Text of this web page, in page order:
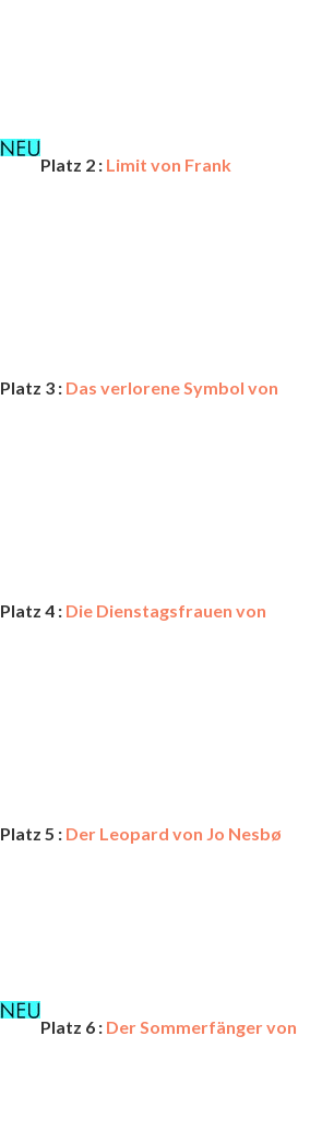
Platz 2 : Limit von Frank
Platz 3 : Das verlorene Symbol von
Platz 4 : Die Dienstagsfrauen von
Platz 5 : Der Leopard von Jo Nesbø
Platz 6 : Der Sommerfänger von